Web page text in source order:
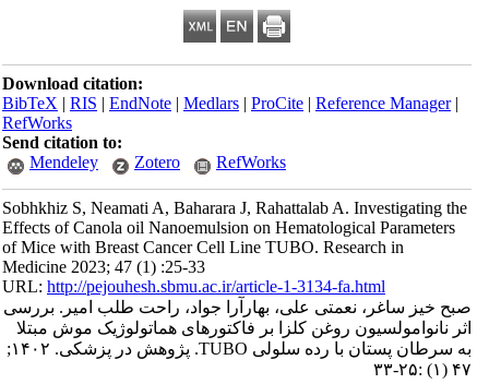
Download citation:
BibTeX|RIS|EndNote|Medlars|ProCite|Reference Manager
RefWorks
Send citation to:
Mendeley
Zotero RefWorks
Sobhkhiz S, Neamati A, Baharara J, Rahattalab A. Investigating the
Effects of Canola oil Nanoemulsion on Hematological Parameters
of Mice with Breast Cancer Cell Line TUBO. Research in
Medicine 2023; 47 (1) :25-33
URL:http://pejouhesh.sbmu.ac.ir/article-1-3134-fa.html
صبح خیز ساغر، نعمتی علی، بهارآرا جواد، راحت طلب امیر. بررسی
اثر نانوامولسیون روغن کلزا بر فاکتورهای هماتولوژیک موش مبتلا
به سرطان پستان با رده سلولی TUBO. پژوهش در پزشکی. ۱۴۰۲;
۴۷ (۱) :۲۵-۳۳